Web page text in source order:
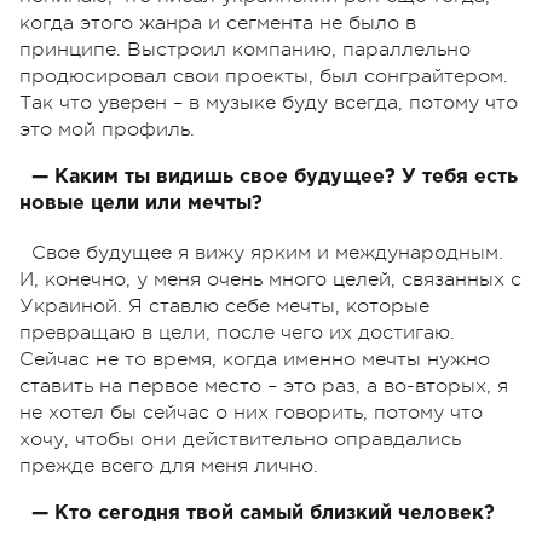
когда этого жанра и сегмента не было в
принципе. Выстроил компанию, параллельно
продюсировал свои проекты, был сонграйтером.
Так что уверен – в музыке буду всегда, потому что
это мой профиль.
— Каким ты видишь свое будущее? У тебя есть
новые цели или мечты?
Свое будущее я вижу ярким и международным.
И, конечно, у меня очень много целей, связанных с
Украиной. Я ставлю себе мечты, которые
превращаю в цели, после чего их достигаю.
Сейчас не то время, когда именно мечты нужно
ставить на первое место – это раз, а во-вторых, я
не хотел бы сейчас о них говорить, потому что
хочу, чтобы они действительно оправдались
прежде всего для меня лично.
— Кто сегодня твой самый близкий человек?